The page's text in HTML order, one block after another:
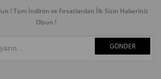
! Tüm İndirim ve Fırsatlardan İlk Sizin Haberiniz
Olsun !
GÖNDER